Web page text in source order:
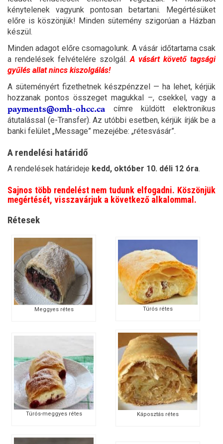
kénytelenek vagyunk pontosan betartani. Megértésüket
előre is köszönjük! Minden sütemény szigorúan a Házban
készül.
Minden adagot előre csomagolunk. A vásár időtartama csak
a rendelések felvételére szolgál.A vásárt követő tagsági
gyűlés allat nincs kiszolgálás!
A süteményért fizethetnek készpénzzel — ha lehet, kérjük
hozzanak pontos összeget magukkal –, csekkel, vagy a
címre küldött elektronikus
átutalással (e-Transfer). Az utóbbi esetben, kérjük írják be a
banki felület „Message” mezejébe: „rétesvásár”.
A rendelési határidő
A rendelések határideje kedd, október 10. déli 12 óra.
Sajnos több rendelést nem tudunk elfogadni. Köszönjük
megértését, visszavárjuk a következő alkalommal.
Rétesek
Meggyes rétes Túrós rétes
Túrós-meggyes rétes Káposztás rétes